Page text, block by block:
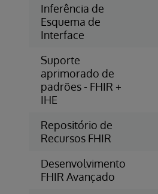
Inferência de
Esquema de
Interface
Suporte
aprimorado de
padrões - FHIR +
IHE
Repositório de
Recursos FHIR
Desenvolvimento
FHIR Avançado